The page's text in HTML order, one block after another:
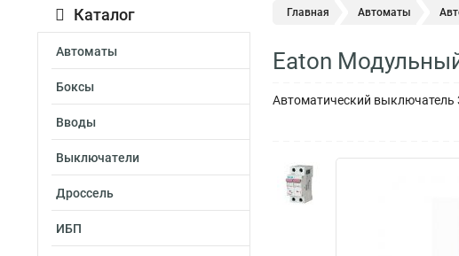
Каталог
Автоматы
Боксы
Вводы
Выключатели
Дроссель
ИБП
Главная Автоматы
Eaton
Автоматический выключатель